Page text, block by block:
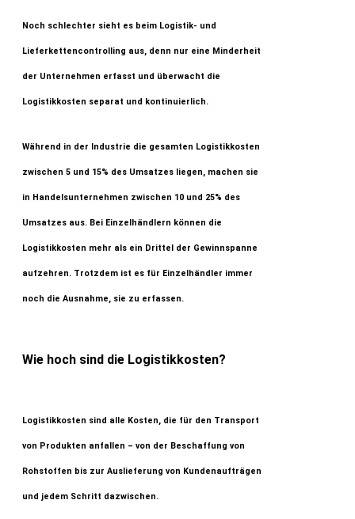
Noch schlechter sieht es beim Logistik- und
Lieferkettencontrolling aus, denn nur eine Minderheit
der Unternehmen erfasst und überwacht die
Logistikkosten separat und kontinuierlich.
Während in der Industrie die gesamten Logistikkosten
zwischen 5 und 15% des Umsatzes liegen, machen sie
in Handelsunternehmen zwischen 10 und 25% des
Umsatzes aus. Bei Einzelhändlern können die
Logistikkosten mehr als ein Drittel der Gewinnspanne
aufzehren. Trotzdem ist es für Einzelhändler immer
noch die Ausnahme, sie zu erfassen.
Wie hoch sind die Logistikkosten?
Logistikkosten sind alle Kosten, die für den Transport
von Produkten anfallen – von der Beschaffung von
Rohstoffen bis zur Auslieferung von Kundenaufträgen
und jedem Schritt dazwischen.